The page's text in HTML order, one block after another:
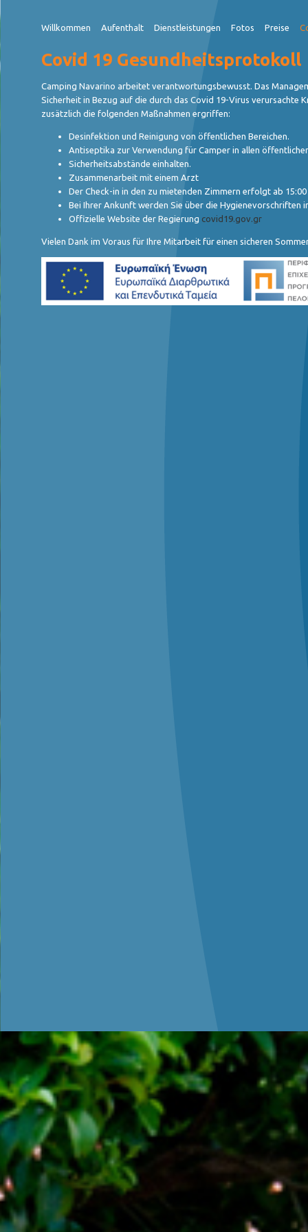
Covid 19 Gesundheitsprotokoll
Camping Navarino arbeitet verantwortungsbewusst. Das
Sicherheit in Bezug auf die durch das Covid 19-Virus verursachte
zusätzlich die folgenden Maßnahmen ergriffen:
Desinfektion und Reinigung von öffentlichen Bereichen.
Antiseptika zur Verwendung für Camper in allen
Sicherheitsabstände einhalten.
Zusammenarbeit mit einem Arzt
Der Check-in in den zu mietenden Zimmern erfolgt ab
Bei Ihrer Ankunft werden Sie über die Hygienevorschriften
Offizielle Website der Regierung covid19.gov.gr
Vielen Dank im Voraus für Ihre Mitarbeit für einen sicheren
Willkommen Aufenthalt Dienstleistungen Fotos Preise